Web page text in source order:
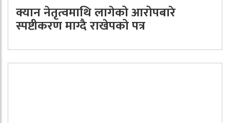
क्यान नेतृत्वमाथि लागेको आरोपबारे
स्पष्टीकरण माग्दै राखेपको पत्र